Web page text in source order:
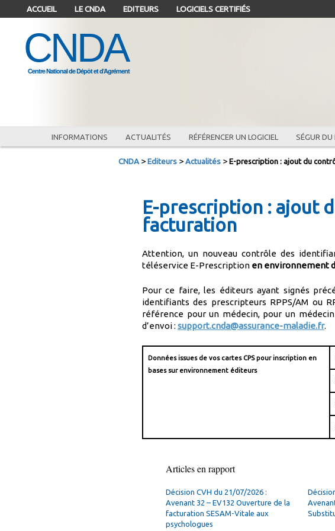
ALLER
AU
CONTENU
ACCUEIL LE CNDA EDITEURS LOGICIELS CERTIFIÉS
CNDA
Centre National de Dépôt et d’Agrément
INFORMATIONS ACTUALITÉS RÉFÉRENCER UN LOGICIEL SÉGUR
CNDA > Editeurs > Actualités > E-prescription : ajout du
E-prescription : ajout
facturation
Attention, un nouveau contrôle des
téléservice E-Prescription en environnement
Pour ce faire, les éditeurs ayant signés
identifiants des prescripteurs RPPS/AM ou
référence pour un médecin, pour un
d’envoi : support.cnda@assurance-maladie.fr.
Données issues de vos cartes CPS pour inscription en
bases sur environnement éditeurs
Articles en rapport
Décision CVH du 21/07/2026 :
Avenant 32 – EV132 Ouverture de la
facturation SESAM-Vitale aux
psychologues